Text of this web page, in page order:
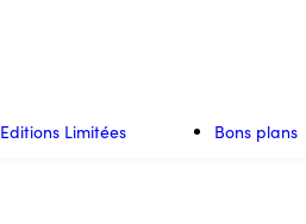
Editions Limitées Bons plans